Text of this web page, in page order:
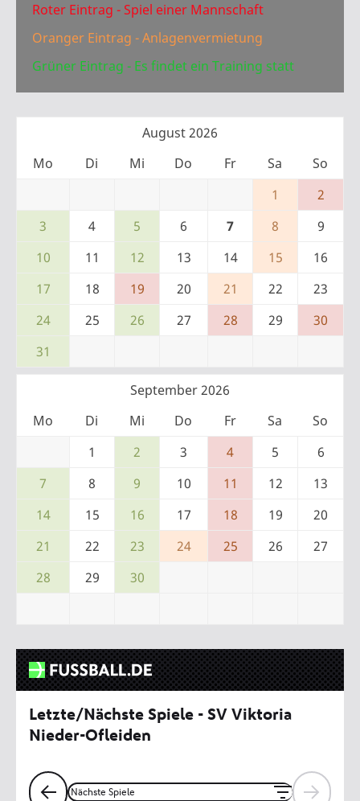
Roter Eintrag - Spiel einer Mannschaft
Oranger Eintrag - Anlagenvermietung
Grüner Eintrag - Es findet ein Training statt
August 2026
Mo
Di Mi Do Fr Sa
So
1
2
3
4 5 6 7 8
9
10
11 12 13 14 15
16
17
18 19 20 21 22
23
24
25 26 27 28 29
30
31
September 2026
Mo
Di Mi Do Fr Sa
So
1
2 3 4 5
6
7
8 9 10 11 12
13
14
15 16 17 18 19
20
21
22 23 24 25 26
27
28
29 30